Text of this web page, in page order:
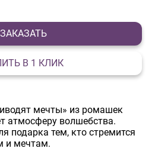
ЗАКАЗАТЬ
В 1 КЛИК
мечты» из ромашек
атмосферу волшебства.
подарка тем, кто стремится
и мечтам.